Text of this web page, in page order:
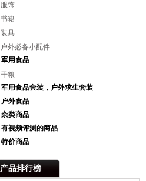
服饰
书籍
装具
户外必备小配件
军用食品
干粮
军用食品套装，户外求生套装
户外食品
杂类商品
有视频评测的商品
特价商品
产品排行榜